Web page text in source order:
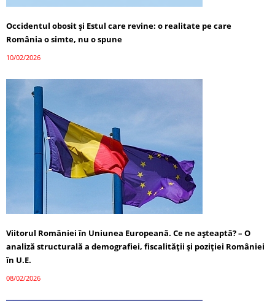
Occidentul obosit și Estul care revine: o realitate pe care
România o simte, nu o spune
10/02/2026
Viitorul României în Uniunea Europeană. Ce ne așteaptă? – O
analiză structurală a demografiei, fiscalității și poziției României
în U.E.
08/02/2026